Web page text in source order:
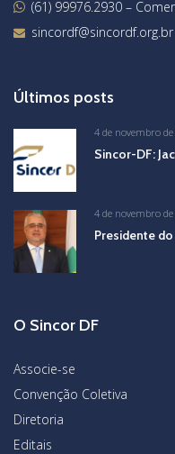
(61) 99976.2930 –
sincordf@sincordf.org.br
Últimos posts
4 de novembro
Sincor-DF:
4 de novembro
Presidente
O Sincor DF
Associe-se
Convenção Coletiva
Diretoria
Editais